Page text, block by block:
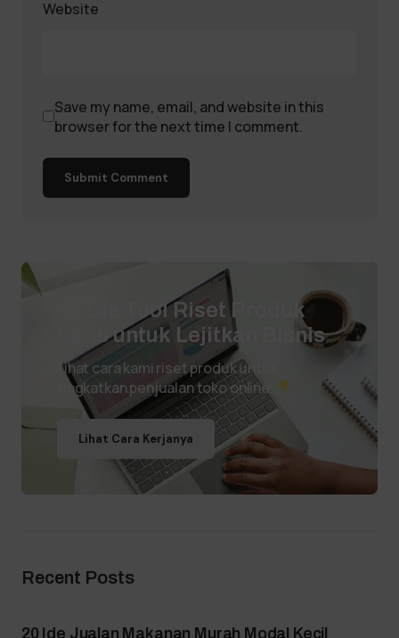
Website
Save my name, email, and website in this
browser for the next time I comment.
Submit Comment
Ini Dia Tool Riset Produk
Laris untuk Lejitkan Bisnis
Lihat cara kami riset produk untuk
tingkatkan penjualan toko online.
Lihat Cara Kerjanya
Recent Posts
20 Ide Jualan Makanan Murah Modal Kecil